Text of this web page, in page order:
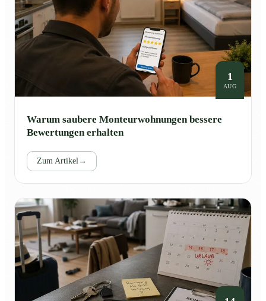
1
AUG
Warum saubere Monteurwohnungen bessere
Bewertungen erhalten
Zum Artikel→